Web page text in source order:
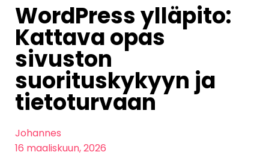
WordPress ylläpito:
Kattava opas
sivuston
suorituskykyyn ja
tietoturvaan
Johannes
16 maaliskuun, 2026